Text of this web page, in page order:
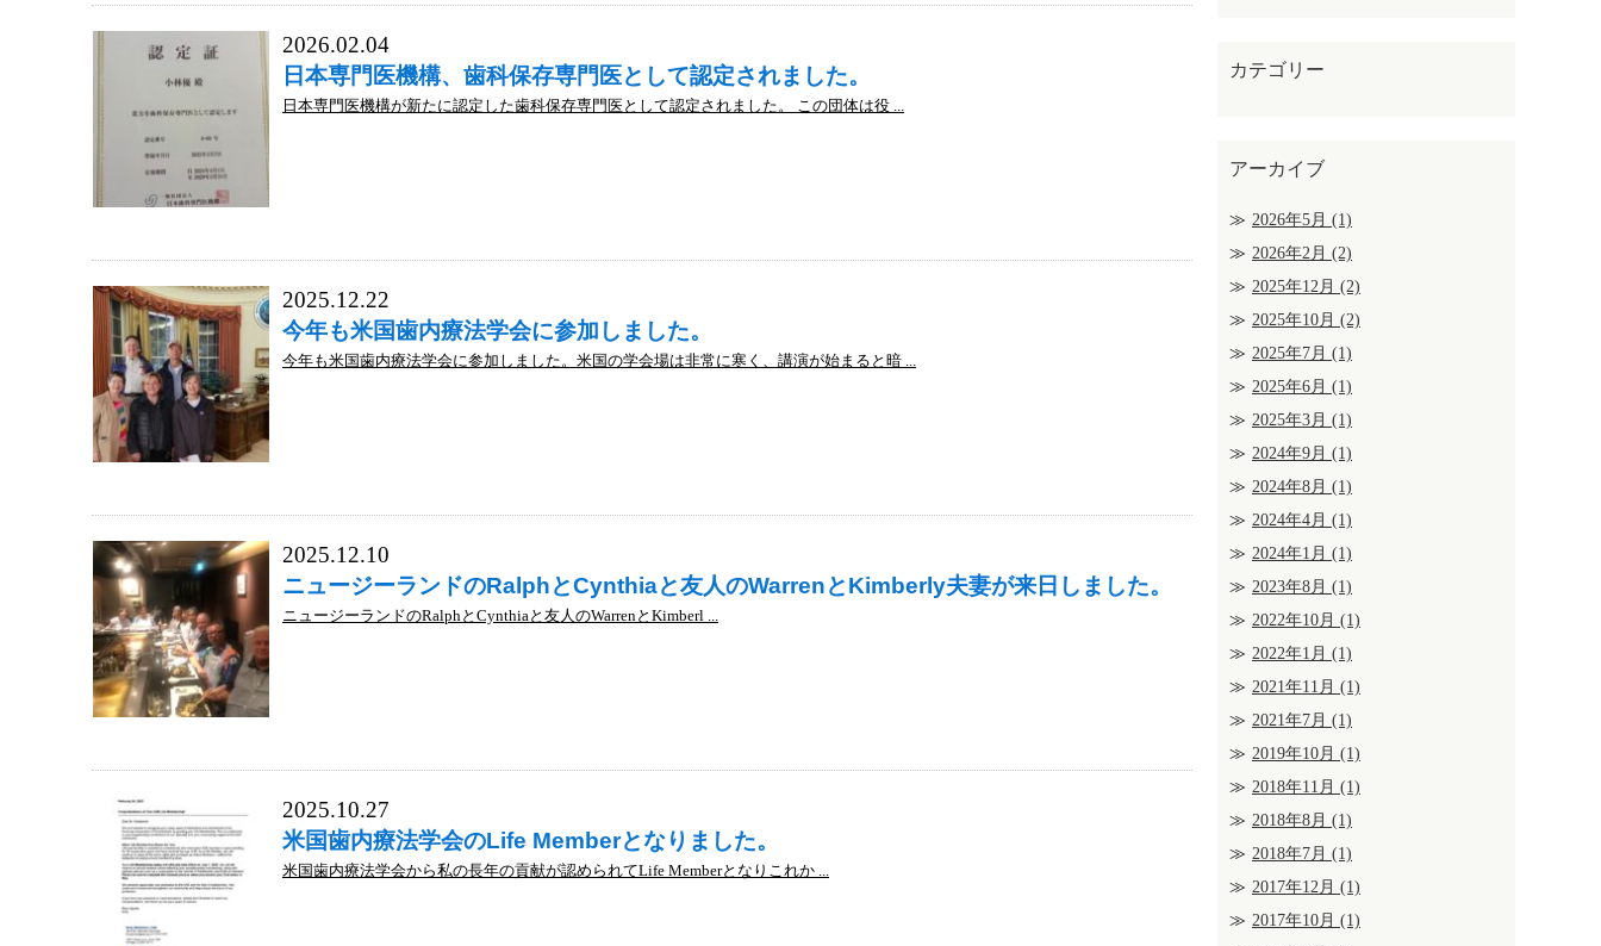
2026.02.04
日本専門医機構、歯科保存専門医として認定されました。
日本専門医機構が新たに認定した歯科保存専門医として認定されました。 この団体は役 ...
2025.12.22
今年も米国歯内療法学会に参加しました。
今年も米国歯内療法学会に参加しました。米国の学会場は非常に寒く、講演が始まると暗 ...
2025.12.10
ニュージーランドのRalphとCynthiaと友人のWarrenとKimberly夫妻が来日しました。
ニュージーランドのRalphとCynthiaと友人のWarrenとKimberl ...
2025.10.27
米国歯内療法学会のLife Memberとなりました。
米国歯内療法学会から私の長年の貢献が認められてLife Memberとなりこれか ...
カテゴリー
アーカイブ
2026年5月 (1)
2026年2月 (2)
2025年12月 (2)
2025年10月 (2)
2025年7月 (1)
2025年6月 (1)
2025年3月 (1)
2024年9月 (1)
2024年8月 (1)
2024年4月 (1)
2024年1月 (1)
2023年8月 (1)
2022年10月 (1)
2022年1月 (1)
2021年11月 (1)
2021年7月 (1)
2019年10月 (1)
2018年11月 (1)
2018年8月 (1)
2018年7月 (1)
2017年12月 (1)
2017年10月 (1)